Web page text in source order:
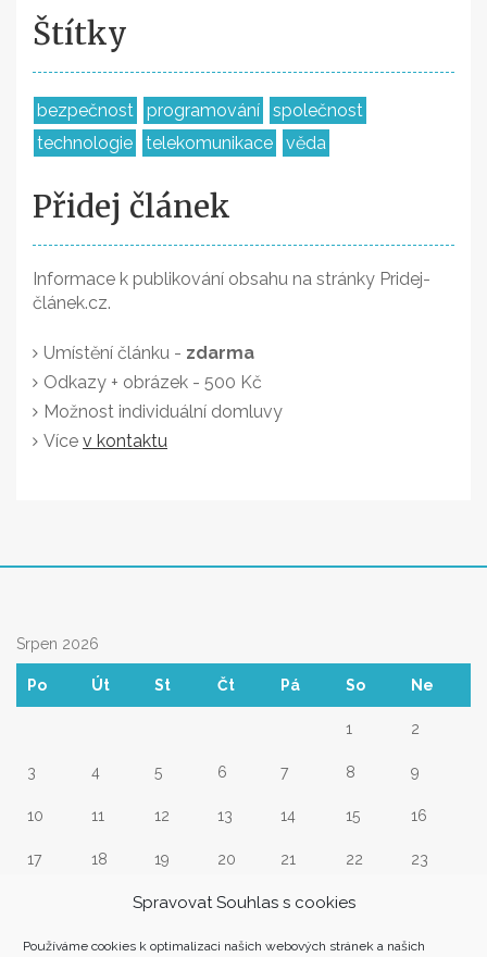
Spravovat Souhlas s cookies
Používáme cookies k optimalizaci našich webových stránek a našich
Štítky
bezpečnost programování
společnost
technologie
telekomunikace věda
Přidej článek
Informace k publikování obsahu na stránky Pridej-
článek.cz.
Umístění článku - zdarma
Odkazy + obrázek - 500 Kč
Možnost individuální domluvy
Více v kontaktu
Srpen 2026
Po Út St Čt Pá So Ne
1 2
3 4 5 6 7 8 9
10 11 12 13 14 15 16
17 18 19 20 21 22 23
26 27 28 29
31